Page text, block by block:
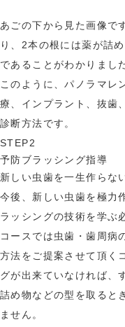
あごの下から見た画像で
り、2本の根には薬が詰
であることがわかりまし
このように、パノラマレ
療、インプラント、抜歯
診断方法です。
STEP2
予防ブラッシング指導
新しい虫歯を一生作らな
今後、新しい虫歯を極力
ラッシングの技術を学ぶ
コースでは虫歯・歯周病
方法をご提案させて頂く
グが出来ていなければ、
詰め物などの型を取ると
ません。